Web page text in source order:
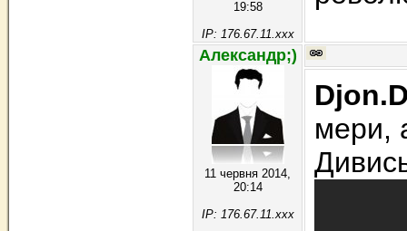
19:58
IP: 176.67.11.xxx
Александр;)
11 червня 2014,
20:14
IP: 176.67.11.xxx
мери,